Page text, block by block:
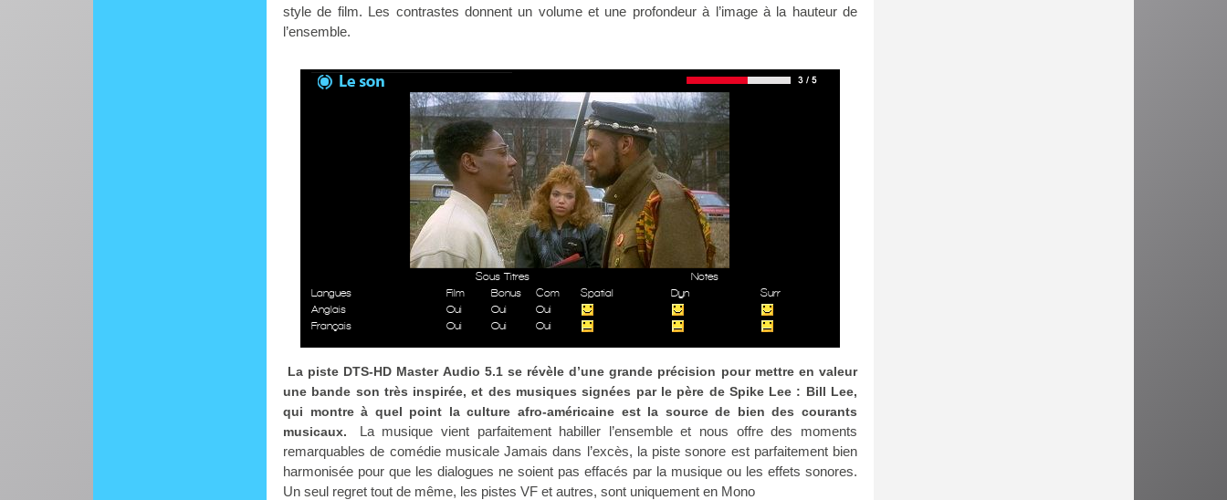
style de film. Les contrastes donnent un volume et une profondeur à l’image à la hauteur de
l’ensemble.
Sous Titres
Notes
Langues
Film Bonus Com Spatial Dyn
Surr
Anglais
Oui Oui
Oui
Français
Oui Oui Oui
La piste DTS-HD Master Audio 5.1 se révèle d’une grande précision pour mettre en valeur
une bande son très inspirée, et des musiques signées par le père de Spike Lee : Bill Lee,
qui montre à quel point la culture afro-américaine est la source de bien des courants
musicaux.
La musique vient parfaitement habiller l’ensemble et nous offre des moments
remarquables de comédie musicale Jamais dans l’excès, la piste sonore est parfaitement bien
harmonisée pour que les dialogues ne soient pas effacés par la musique ou les effets sonores.
Un seul regret tout de même, les pistes VF et autres, sont uniquement en Mono